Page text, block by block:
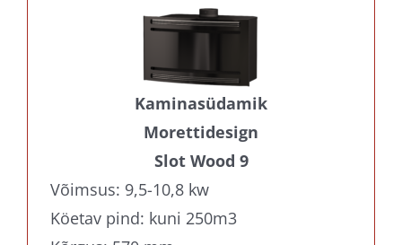
Kaminasüdamik
Morettidesign
Slot Wood 9
Võimsus: 9,5-10,8 kw
Köetav pind: kuni 250m3